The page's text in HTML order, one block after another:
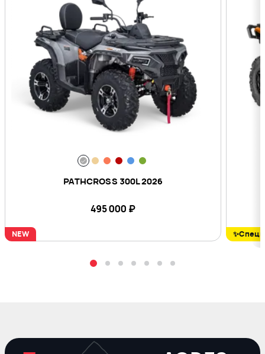
PATHCROSS 300L 2026
495 000 ₽
NEW